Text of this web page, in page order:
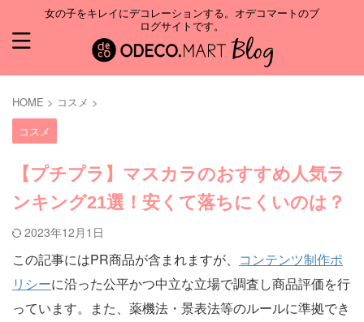
女の子をキレイにデコレーションする。オデコマートのブ
ログサイトです。
HOME > コスメ >
コスメ
【プチプラ】マスカラのおすすめ人気ラ
ンキング21選！安くて落ちにくいのは？
2023年12月1日
この記事にはPR商品が含まれますが、 コンテンツ制作ポ
リシーに沿った公平かつ中立な立場で調査し商品評価を行
っています。また、薬機法・景表法等のルールに準拠でき